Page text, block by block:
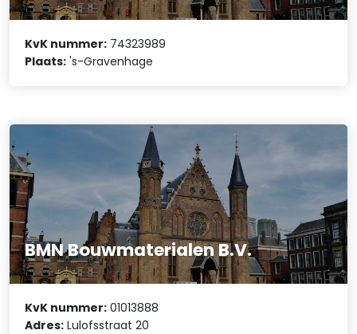
KvK nummer: 74323989
Plaats: 's-Gravenhage
BMN Bouwmaterialen B.V.
KvK nummer: 01013888
Adres: Lulofsstraat 20